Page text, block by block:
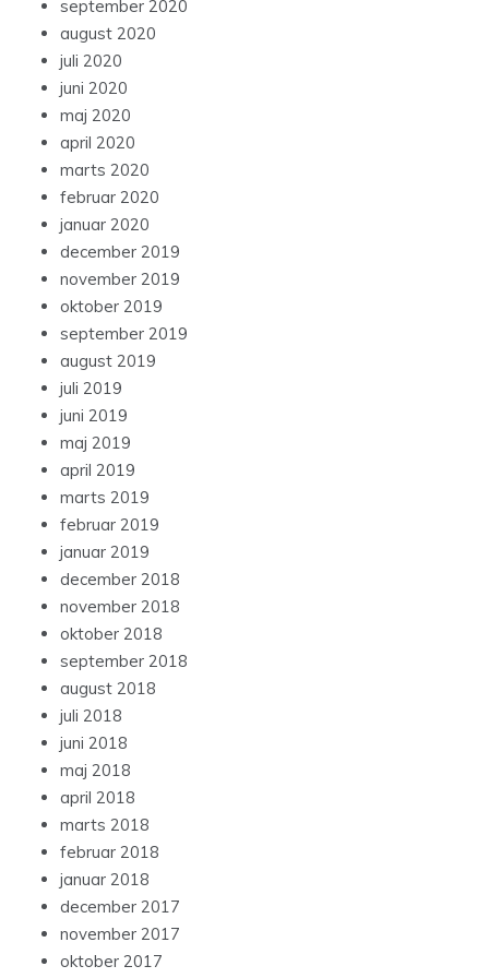
september 2020
august 2020
juli 2020
juni 2020
maj 2020
april 2020
marts 2020
februar 2020
januar 2020
december 2019
november 2019
oktober 2019
september 2019
august 2019
juli 2019
juni 2019
maj 2019
april 2019
marts 2019
februar 2019
januar 2019
december 2018
november 2018
oktober 2018
september 2018
august 2018
juli 2018
juni 2018
maj 2018
april 2018
marts 2018
februar 2018
januar 2018
december 2017
november 2017
oktober 2017